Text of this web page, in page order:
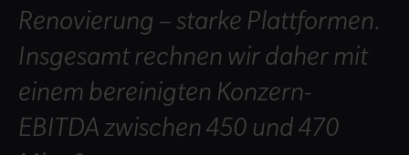
Renovierung – starke Plattformen.
Insgesamt rechnen wir daher mit
einem bereinigten Konzern-
EBITDA zwischen 450 und 470